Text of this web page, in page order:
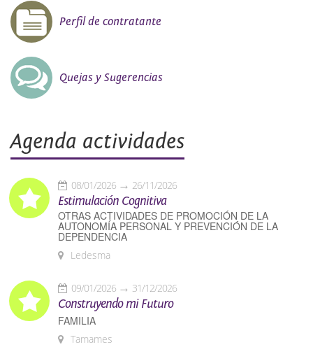
Perfil de contratante
Quejas y Sugerencias
Agenda actividades
08/01/2026 26/11/2026
Estimulación Cognitiva
OTRAS ACTIVIDADES DE PROMOCIÓN DE LA
AUTONOMÍA PERSONAL Y PREVENCIÓN DE LA
DEPENDENCIA
Ledesma
09/01/2026 31/12/2026
Construyendo mi Futuro
FAMILIA
Tamames